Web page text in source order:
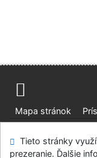
Mapa stránok
Tieto stránky
prezeranie. Ďalšie